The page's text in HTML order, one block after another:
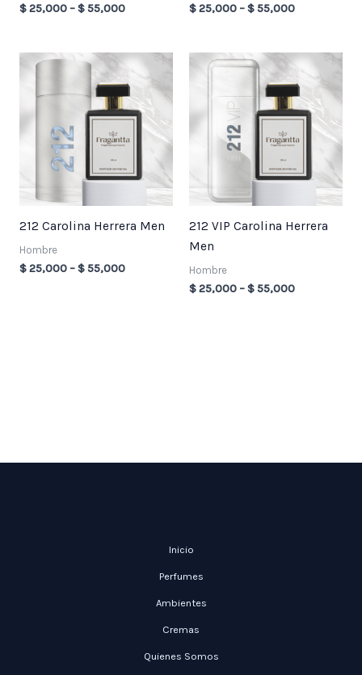
$25,000 –$55,000 $25,000 –$55,000
212 Carolina Herrera Men
Hombre
$25,000 –$55,000
Price
$ 25,000
through
$ 55,000
212 VIP Carolina Herrera
Men
Hombre
$25,000 –$55,000
Price
$ 25,000
through
$ 55,000
Inicio
Perfumes
Ambientes
Cremas
Quienes Somos